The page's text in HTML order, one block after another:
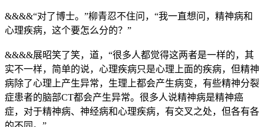
&&&&“对了博士。”柳青忍不住问，“我一直想问，精神病和
心理疾病，这个要怎么分的？”
&&&&展昭笑了笑，道，“很多人都觉得这两者是一样的，其
实不一样，简单的说，心理疾病只是心理上面的疾病，但精神
病除了心理上产生异常，生理上都会产生病变，有些精神分裂
症患者的脑部CT都会产生异常。很多人说精神病是精神癌
症，对于精神病、神经病和心理疾病，有交叉之处，但各有各